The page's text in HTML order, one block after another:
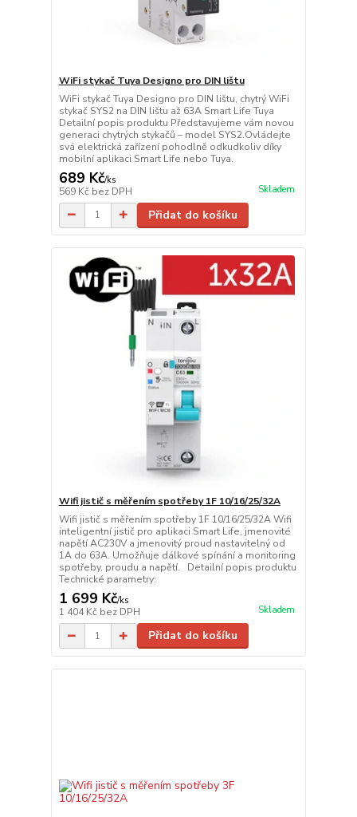
WiFi stykač Tuya Designo pro DIN lištu
WiFi stykač Tuya Designo pro DIN lištu, chytrý WiFi
stykač SYS2 na DIN lištu až 63A Smart Life Tuya
Detailní popis produktu Představujeme vám novou
generaci chytrých stykačů – model SYS2.Ovládejte
svá elektrická zařízení pohodlně odkudkoliv díky
mobilní aplikaci Smart Life nebo Tuya.
689 Kč/ks
569 Kč bez DPH Skladem
Přidat do košíku
Wifi jistič s měřením spotřeby 1F 10/16/25/32A
Wifi jistič s měřením spotřeby 1F 10/16/25/32A Wifi
inteligentní jistič pro aplikaci Smart Life, jmenovité
napětí AC230V a jmenovitý proud nastavitelný od
1A do 63A. Umožňuje dálkové spínání a monitoring
spotřeby, proudu a napětí. Detailní popis produktu
Technické parametry:
1 699 Kč/ks
1 404 Kč bez DPH Skladem
Přidat do košíku